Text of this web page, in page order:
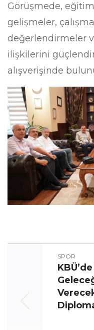
Görüşmede,
gelişmeler,
değerlendirmeler
ilişkilerini
alışverişinde
SPOR